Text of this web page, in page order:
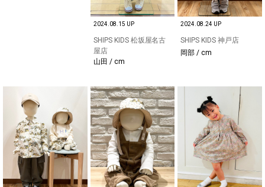
2024.08.15 UP
SHIPS KIDS 松坂屋名古
屋店
山田 / cm
2024.08.24 UP
SHIPS KIDS 神戸店
岡部 / cm